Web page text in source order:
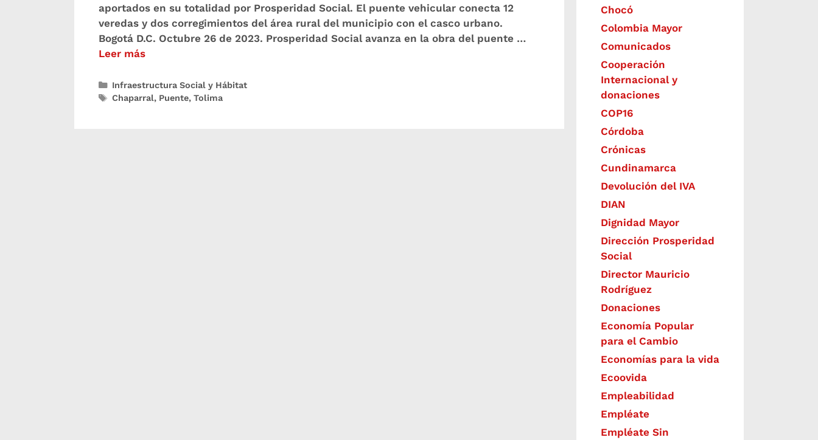
aportados en su totalidad por Prosperidad Social. El puente vehicular conecta 12
veredas y dos corregimientos del área rural del municipio con el casco urbano.
Bogotá D.C. Octubre 26 de 2023. Prosperidad Social avanza en la obra del puente …
Leer más
Infraestructura Social y Hábitat
Chaparral, Puente, Tolima
Chocó
Colombia Mayor
Comunicados
Cooperación
Internacional y
donaciones
COP16
Córdoba
Crónicas
Cundinamarca
Devolución del IVA
DIAN
Dignidad Mayor
Dirección Prosperidad
Social
Director Mauricio
Rodríguez
Donaciones
Economía Popular
para el Cambio
Economías para la vida
Ecoovida
Empleabilidad
Empléate
Empléate Sin